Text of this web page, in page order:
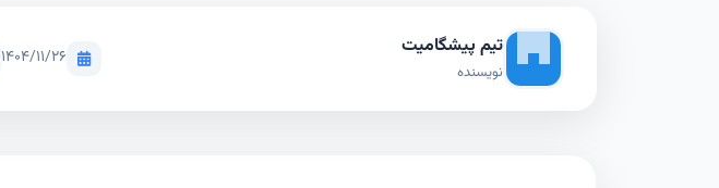
تیم پیشگامیت
نویسنده
۱۴۰۴/۱۱/۲۶